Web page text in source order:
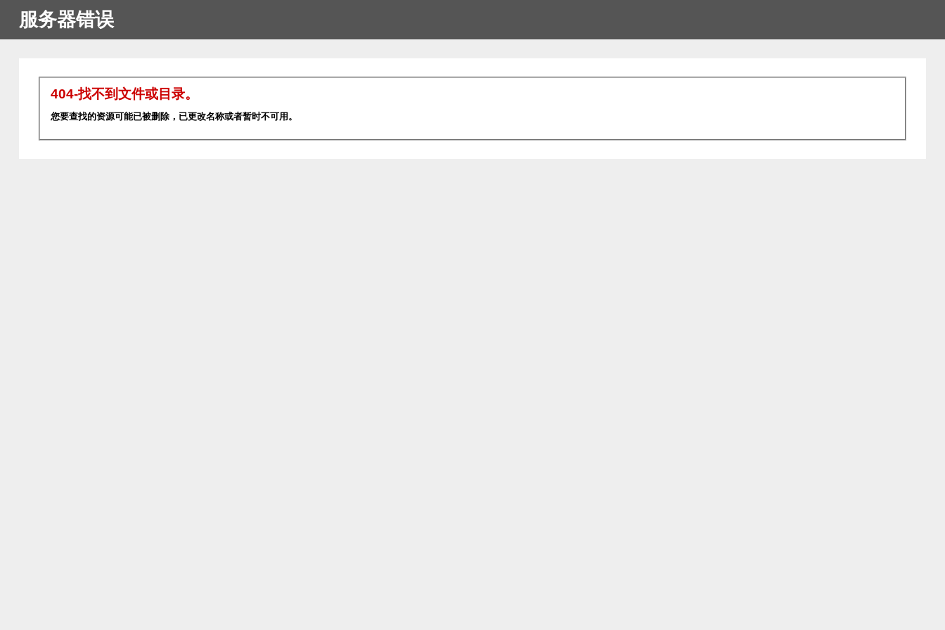
服务器错误
404-找不到文件或目录。
您要查找的资源可能已被删除，已更改名称或者暂时不可用。